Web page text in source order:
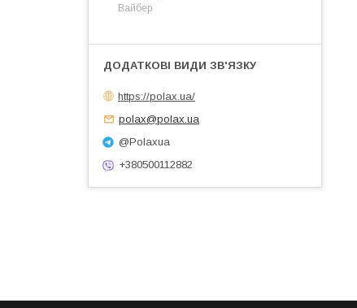
Вайбер
https://polax.ua/
polax@polax.ua
@Polaxua
+380500112882